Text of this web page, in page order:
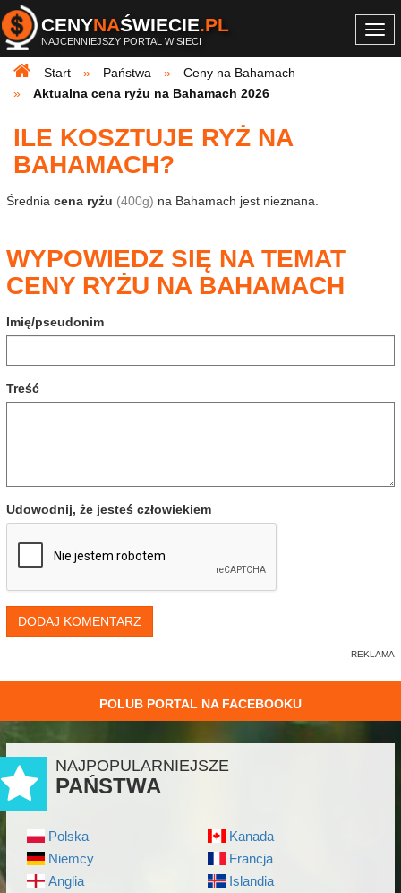
CENYNAŚWIECIE.PL
NAJCENNIEJSZY PORTAL W SIECI
Start
Państwa
Ceny na Bahamach
Aktualna cena ryżu na Bahamach 2026
ILE KOSZTUJE RYŻ NA
BAHAMACH?
Średnia cena ryżu (400g) na Bahamach jest nieznana.
WYPOWIEDZ SIĘ NA TEMAT
CENY RYŻU NA BAHAMACH
Imię/pseudonim
Treść
Udowodnij, że jesteś człowiekiem
DODAJ KOMENTARZ
POLUB PORTAL NA FACEBOOKU
NAJPOPULARNIEJSZE
PAŃSTWA
Polska
Niemcy
Anglia
Kanada
Francja
Islandia